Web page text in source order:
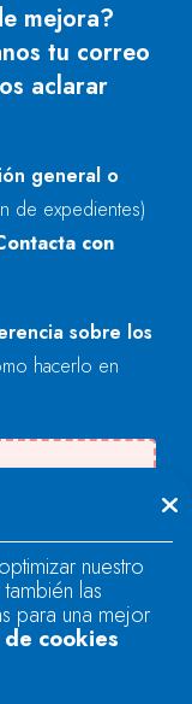
mejora?
tu correo
aclarar
general o
de expedientes)
con
sobre los
hacerlo en
el campo
nuestro
las
para una mejor
cookies